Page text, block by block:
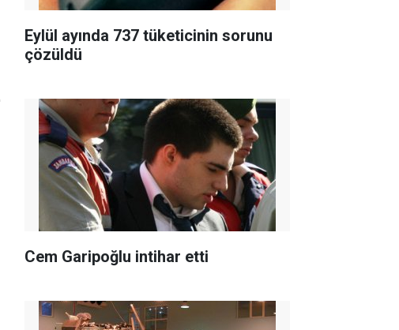
Eylül ayında 737 tüketicinin sorunu
çözüldü
Cem Garipoğlu intihar etti